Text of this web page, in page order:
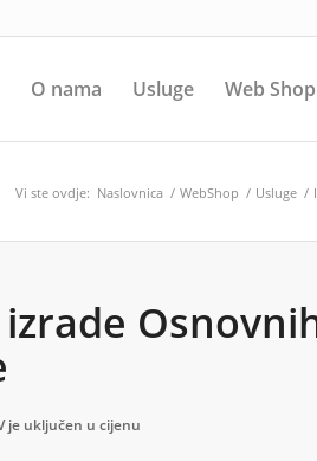
O nama Usluge Web Shop
Vi ste ovdje: Naslovnica / WebShop / Usluge /
izrade
je uključen u cijenu